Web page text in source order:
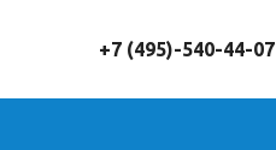
+7 (495)-540-44-07